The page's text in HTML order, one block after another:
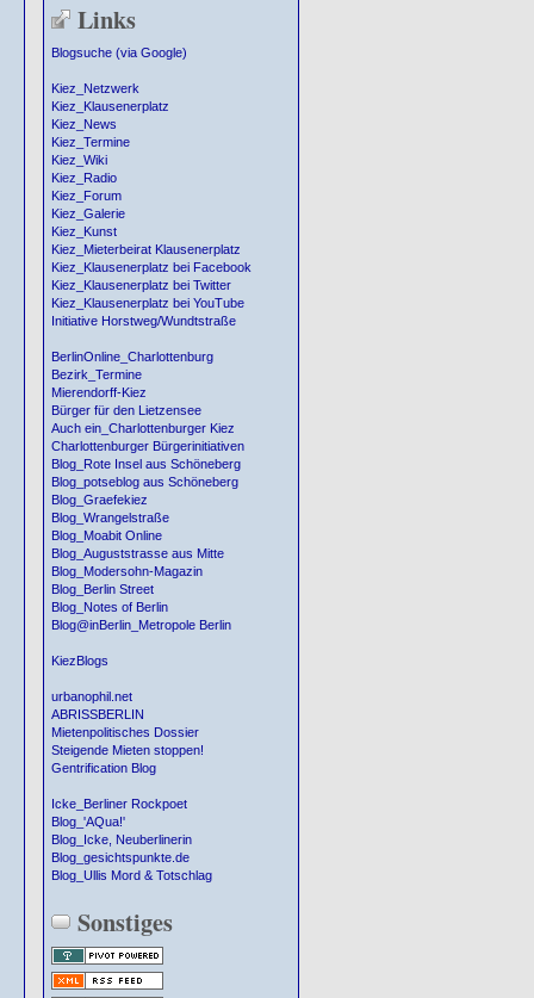
Links
Blogsuche (via Google)
Kiez_Netzwerk
Kiez_Klausenerplatz
Kiez_News
Kiez_Termine
Kiez_Wiki
Kiez_Radio
Kiez_Forum
Kiez_Galerie
Kiez_Kunst
Kiez_Mieterbeirat Klausenerplatz
Kiez_Klausenerplatz bei Facebook
Kiez_Klausenerplatz bei Twitter
Kiez_Klausenerplatz bei YouTube
Initiative Horstweg/Wundtstraße
BerlinOnline_Charlottenburg
Bezirk_Termine
Mierendorff-Kiez
Bürger für den Lietzensee
Auch ein_Charlottenburger Kiez
Charlottenburger Bürgerinitiativen
Blog_Rote Insel aus Schöneberg
Blog_potseblog aus Schöneberg
Blog_Graefekiez
Blog_Wrangelstraße
Blog_Moabit Online
Blog_Auguststrasse aus Mitte
Blog_Modersohn-Magazin
Blog_Berlin Street
Blog_Notes of Berlin
Blog@inBerlin_Metropole Berlin
KiezBlogs
urbanophil.net
ABRISSBERLIN
Mietenpolitisches Dossier
Steigende Mieten stoppen!
Gentrification Blog
Icke_Berliner Rockpoet
Blog_'AQua!'
Blog_Icke, Neuberlinerin
Blog_gesichtspunkte.de
Blog_Ullis Mord & Totschlag
Sonstiges